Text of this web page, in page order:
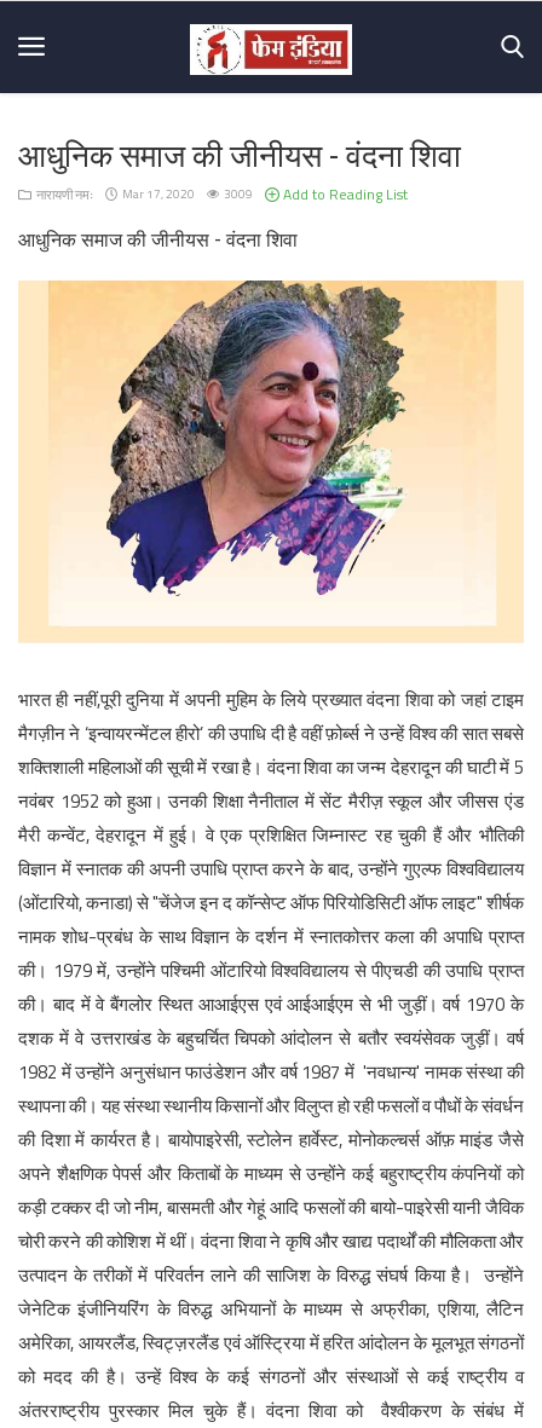
Home
Us
आधुनिक समाज की जीनीयस - वंदना शिवा
नारायणी नमः Mar 17, 2020 3009
Add to Reading List
आधुनिक समाज की जीनीयस - वंदना शिवा
भारत ही नहीं,पूरी दुनिया में अपनी मुहिम के लिये प्रख्यात वंदना शिवा को जहां टाइम
मैगज़ीन ने ‘इन्वायरन्मेंटल हीरो’ की उपाधि दी है वहीं फ़ोर्ब्स ने उन्हें विश्व की सात सबसे
शक्तिशाली महिलाओं की सूची में रखा है। वंदना शिवा का जन्म देहरादून की घाटी में 5
नवंबर 1952 को हुआ। उनकी शिक्षा नैनीताल में सेंट मैरीज़ स्कूल और जीसस एंड
मैरी कन्वेंट, देहरादून में हुई। वे एक प्रशिक्षित जिम्नास्ट रह चुकी हैं और भौतिकी
विज्ञान में स्नातक की अपनी उपाधि प्राप्त करने के बाद, उन्होंने गुएल्फ विश्वविद्यालय
(ओंटारियो, कनाडा) से "चेंजेज इन द कॉन्सेप्ट ऑफ पिरियोडिसिटी ऑफ लाइट" शीर्षक
नामक शोध-प्रबंध के साथ विज्ञान के दर्शन में स्नातकोत्तर कला की अपाधि प्राप्त
की। 1979 में, उन्होंने पश्चिमी ओंटारियो विश्वविद्यालय से पीएचडी की उपाधि प्राप्त
की। बाद में वे बैंगलोर स्थित आआईएस एवं आईआईएम से भी जुड़ीं। वर्ष 1970 के
दशक में वे उत्तराखंड के बहुचर्चित चिपको आंदोलन से बतौर स्वयंसेवक जुड़ीं। वर्ष
1982 में उन्होंने अनुसंधान फाउंडेशन और वर्ष 1987 में 'नवधान्य' नामक संस्था की
स्थापना की। यह संस्था स्थानीय किसानों और विलुप्त हो रही फसलों व पौधों के संवर्धन
की दिशा में कार्यरत है। बायोपाइरेसी, स्टोलेन हार्वेस्ट, मोनोकल्चर्स ऑफ़ माइंड जैसे
अपने शैक्षणिक पेपर्स और किताबों के माध्यम से उन्होंने कई बहुराष्ट्रीय कंपनियों को
कड़ी टक्कर दी जो नीम, बासमती और गेहूं आदि फसलों की बायो-पाइरेसी यानी जैविक
चोरी करने की कोशिश में थीं। वंदना शिवा ने कृषि और खाद्य पदार्थों की मौलिकता और
उत्पादन के तरीकों में परिवर्तन लाने की साजिश के विरुद्ध संघर्ष किया है। उन्होंने
जेनेटिक इंजीनियरिंग के विरुद्ध अभियानों के माध्यम से अफ्रीका, एशिया, लैटिन
अमेरिका, आयरलैंड, स्विट्ज़रलैंड एवं ऑस्ट्रिया में हरित आंदोलन के मूलभूत संगठनों
को मदद की है। उन्हें विश्व के कई संगठनों और संस्थाओं से कई राष्ट्रीय व
अंतरराष्ट्रीय पुरस्कार मिल चुके हैं। वंदना शिवा को वैश्वीकरण के संबंध में